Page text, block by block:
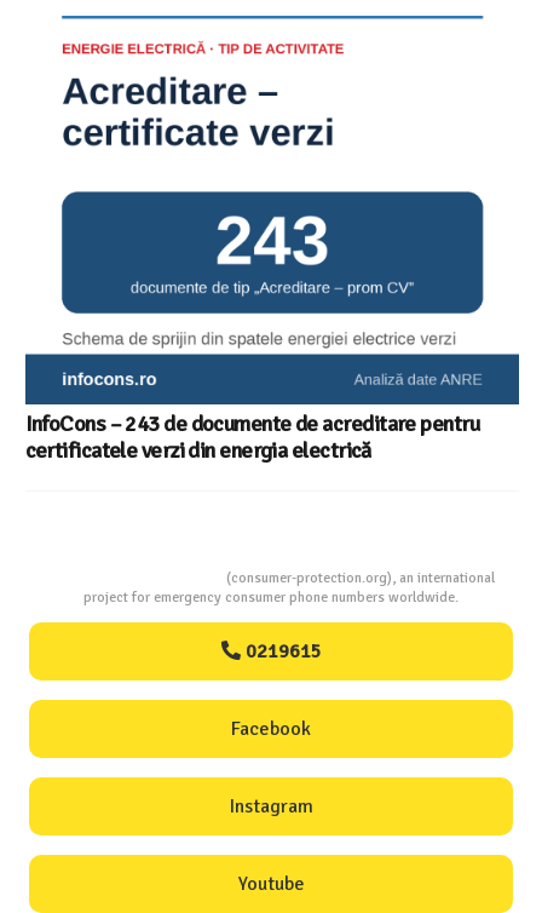
InfoCons – 243 de documente de acreditare pentru
certificatele verzi din energia electrică
(consumer-protection.org), an international
project for emergency consumer phone numbers worldwide.
0219615
Facebook
Instagram
Youtube